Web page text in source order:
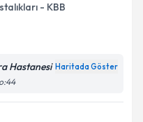
- KBB
Hastanesi Haritada Göster